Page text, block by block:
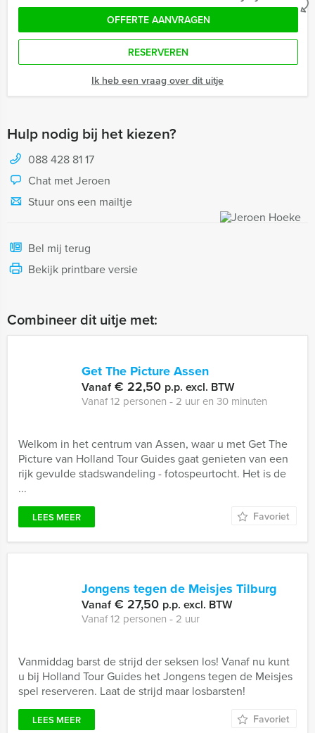
OFFERTE AANVRAGEN
RESERVEREN
Ik heb een vraag over dit uitje
Hulp nodig bij het kiezen?
088 428 81 17
Chat met Jeroen
Stuur ons een mailtje
Bel mij terug
Bekijk printbare versie
Combineer dit uitje met:
Get The Picture Assen
Vanaf€ 22,50 p.p. excl. BTW
Vanaf 12 personen ‐ 2 uur en 30 minuten
Welkom in het centrum van Assen, waar u met Get The
Picture van Holland Tour Guides gaat genieten van een
rijk gevulde stadswandeling - fotospeurtocht. Het is de
...
LEES MEER Favoriet
Jongens tegen de Meisjes Tilburg
Vanaf€ 27,50 p.p. excl. BTW
Vanaf 12 personen ‐ 2 uur
Vanmiddag barst de strijd der seksen los! Vanaf nu kunt
u bij Holland Tour Guides het Jongens tegen de Meisjes
spel reserveren. Laat de strijd maar losbarsten!
LEES MEER Favoriet